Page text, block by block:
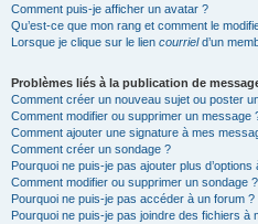
Comment puis-je afficher un avatar ?
Qu’est-ce que mon rang et comment le
Lorsque je clique sur le lien courrield’un
Problèmes liés à la publication de
Comment créer un nouveau sujet ou poster
Comment modifier ou supprimer un message
Comment ajouter une signature à mes
Comment créer un sondage ?
Pourquoi ne puis-je pas ajouter plus
Comment modifier ou supprimer un sondage ?
Pourquoi ne puis-je pas accéder à un forum ?
Pourquoi ne puis-je pas joindre des fichiers à